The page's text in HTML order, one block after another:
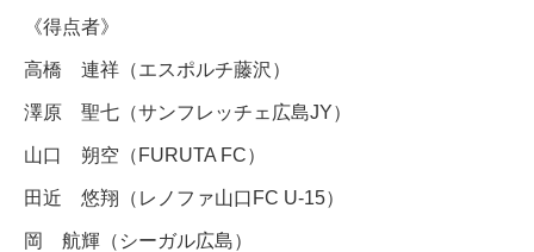
《得点者》
高橋 連祥（エスポルチ藤沢）
澤原 聖七（サンフレッチェ広島JY）
山口 朔空（FURUTA FC）
田近 悠翔（レノファ山口FC U-15）
岡 航輝（シーガル広島）